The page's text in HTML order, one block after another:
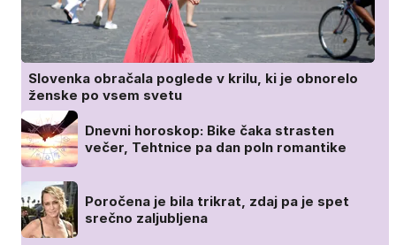
Slovenka obračala poglede v krilu, ki je obnorelo
ženske po vsem svetu
Dnevni horoskop: Bike čaka strasten
večer, Tehtnice pa dan poln romantike
Poročena je bila trikrat, zdaj pa je spet
srečno zaljubljena